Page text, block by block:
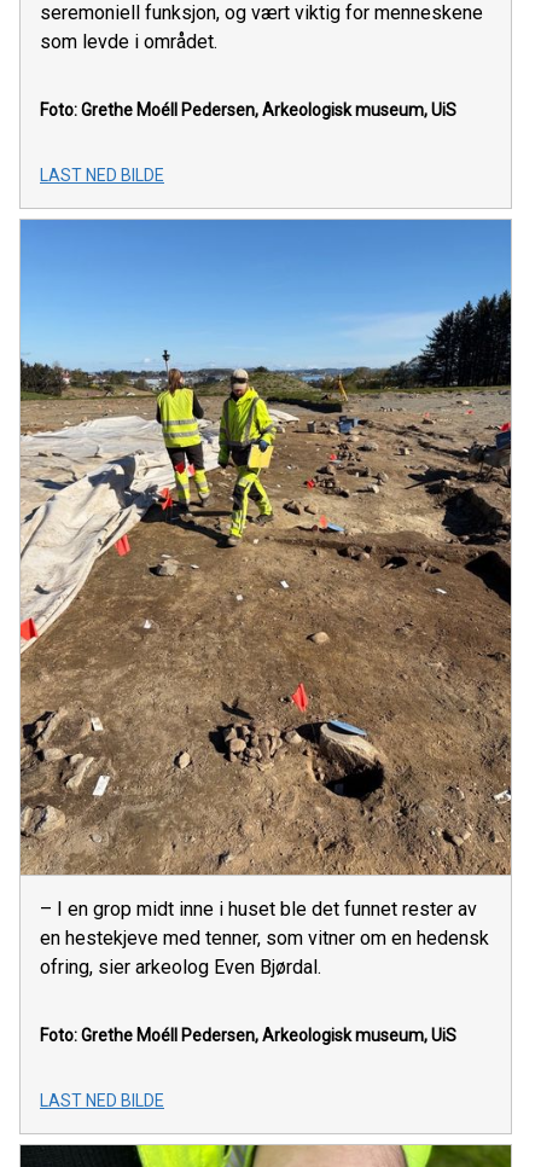
seremoniell funksjon, og vært viktig for menneskene
som levde i området.
Foto: Grethe Moéll Pedersen, Arkeologisk museum, UiS
LAST NED BILDE
– I en grop midt inne i huset ble det funnet rester av
en hestekjeve med tenner, som vitner om en hedensk
ofring, sier arkeolog Even Bjørdal.
Foto: Grethe Moéll Pedersen, Arkeologisk museum, UiS
LAST NED BILDE